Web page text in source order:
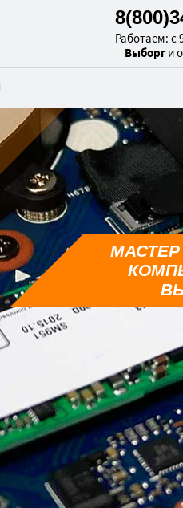
Работаем: с
Выборг и